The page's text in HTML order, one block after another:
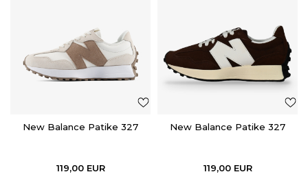
New Balance Patike 327
119,00 EUR
New Balance Patike 327
119,00 EUR